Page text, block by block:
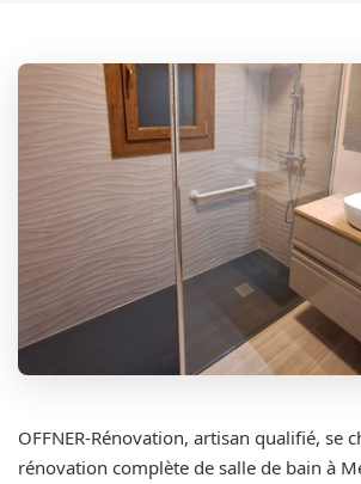
OFFNER-Rénovation, artisan qualifié, se
rénovation complète de salle de bain à